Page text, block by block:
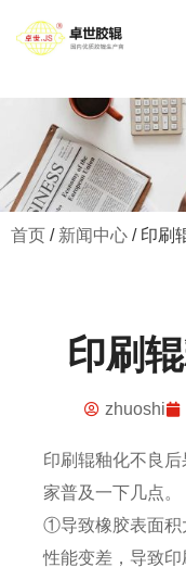
首页 / 新闻中心 / 印刷
印刷
zhuoshi
印刷辊釉化不良
家普及一下几点。
①导致橡胶表面积
性能变差，导致印